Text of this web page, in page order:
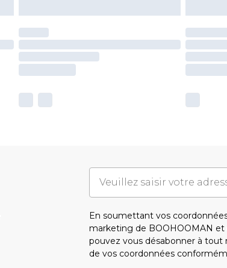
En soumettant vos
marketing de BOOHOOMAN et
pouvez vous désabonner à
de vos coordonnées